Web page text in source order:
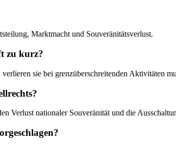
Marktmacht und Souveränitätsverlust.
zu kurz?
sie bei grenzüberschreitenden Aktivitäten
nationaler Souveränität und die